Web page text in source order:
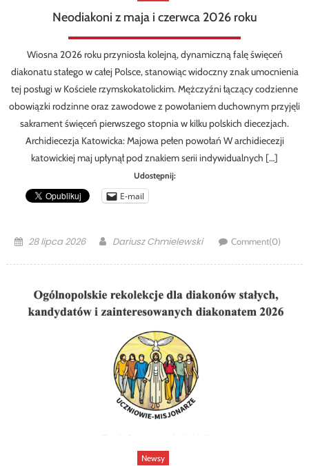
Neodiakoni z maja i czerwca 2026 roku
Wiosna 2026 roku przyniosła kolejną, dynamiczną falę święceń
diakonatu stałego w całej Polsce, stanowiąc widoczny znak umocnienia
tej posługi w Kościele rzymskokatolickim. Mężczyźni łączący codzienne
obowiązki rodzinne oraz zawodowe z powołaniem duchownym przyjęli
sakrament święceń pierwszego stopnia w kilku polskich diecezjach.
Archidiecezja Katowicka: Majowa pełen powołań W archidiecezji
katowickiej maj upłynął pod znakiem serii indywidualnych […]
Udostępnij:
E-mail
Posted
28 lipca 2026 Author
Dariusz Chmielewski Comment(0)
Newsy